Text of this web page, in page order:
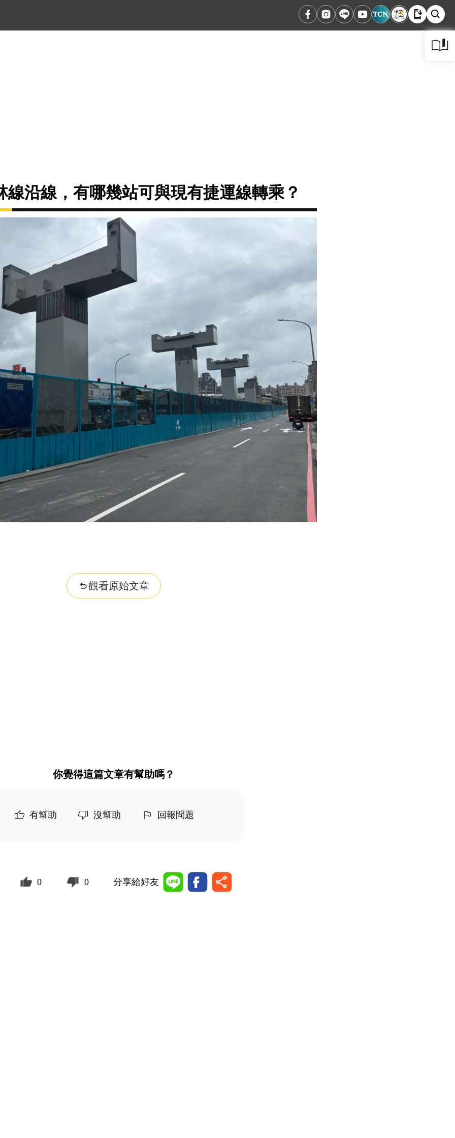
線沿線，有哪幾站可與現有捷運線轉乘？
觀看原始文章
你覺得這篇文章有幫助嗎？
有幫助 沒幫助 回報問題
0 0 分享給好友